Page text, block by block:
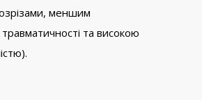
меншим
та високою